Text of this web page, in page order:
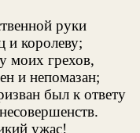
руки
и королеву;
моих грехов,
и непомазан;
был к ответу
ужас!